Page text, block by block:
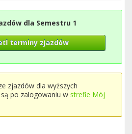
dla Semestru 1
terminy zjazdów
zjazdów dla wyższych
po zalogowaniu w strefie Mój